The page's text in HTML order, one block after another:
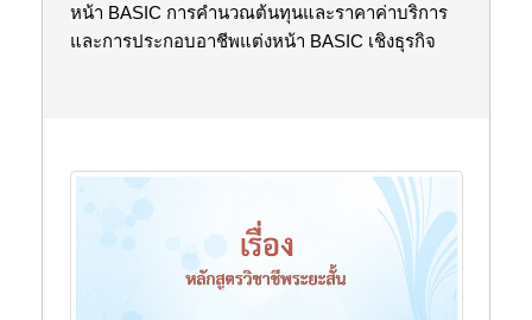
หน้า BASIC การคำนวณต้นทุนและราคาค่าบริการ
และการประกอบอาชีพแต่งหน้า BASIC เชิงธุรกิจ